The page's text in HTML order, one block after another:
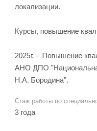
локализации.
Курсы, повышение
2025г. - Повышение
АНО ДПО
Н.А. Бородина".
Стаж работы по
3 года